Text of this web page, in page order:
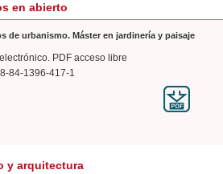
en abierto
de urbanismo. Máster en jardinería y paisaje
PDF acceso libre
84-1396-417-1
y arquitectura